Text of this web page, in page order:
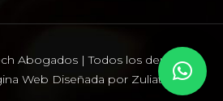
Abogados | Todos los derechos
Web Diseñada por Zuliatec